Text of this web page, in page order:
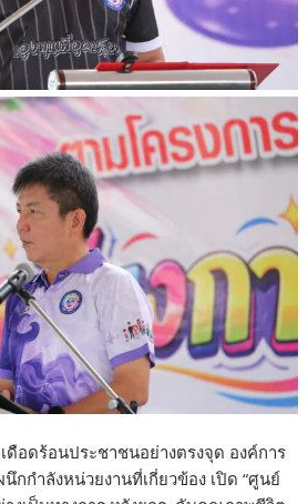
ดือดร้อนประชาชนอย่างตรงจุด องค์การ
กกำลังหน่วยงานที่เกี่ยวข้อง เปิด “ศูนย์